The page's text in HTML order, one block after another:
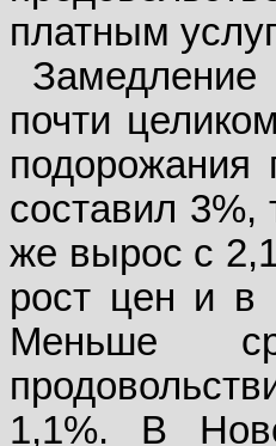
платным
почти
подорожания
составил
же вырос с
рост цен и в
Меньше
1,1%. В